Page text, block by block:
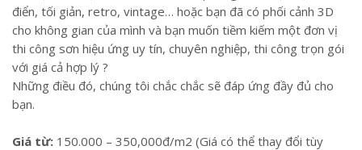
điển, tối giản, retro, vintage… hoặc bạn đã có phối cảnh 3D
cho không gian của mình và bạn muốn tiềm kiếm một đơn vị
thi công sơn hiệu ứng uy tín, chuyên nghiệp, thi công trọn gói
với giá cả hợp lý ?
Những điều đó, chúng tôi chắc chắc sẽ đáp ứng đầy đủ cho
bạn.
Giá từ: 150.000 – 350,000đ/m2 (Giá có thể thay đổi tùy